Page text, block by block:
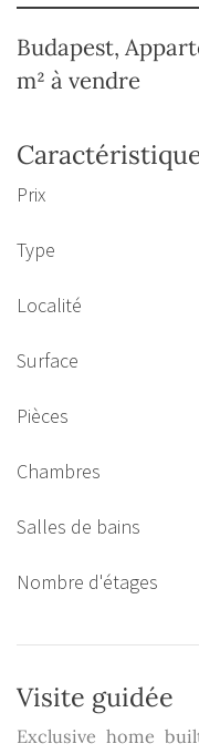
Budapest,
m² à vendre
Prix
Type
Localité
Surface
Pièces
Chambres
Salles de bains
Nombre d'étages
Visite guidée
Exclusive home